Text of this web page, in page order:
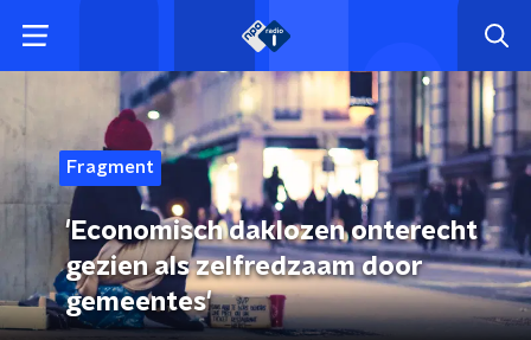
Fragment
'Economisch daklozen onterecht
gezien als zelfredzaam door
gemeentes'